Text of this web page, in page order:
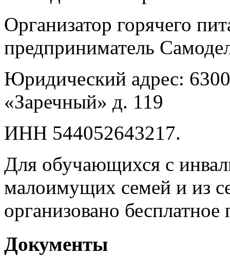
Организатор горячего
предприниматель
Юридический адрес:
«Заречный» д. 119
ИНН 544052643217.
Для обучающихся с
малоимущих семей и из
организовано бесплатное
Документы